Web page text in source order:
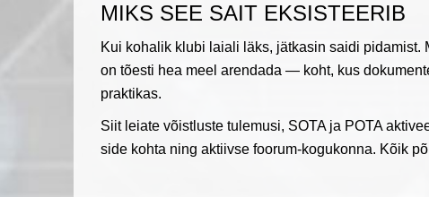
MIKS SEE SAIT EKSISTEERIB
Kui kohalik klubi laiali läks, jätkasin saidi pidamist.
on tõesti hea meel arendada — koht, kus
praktikas.
Siit leiate võistluste tulemusi, SOTA ja POTA
side kohta ning aktiivse foorum-kogukonna. Kõik